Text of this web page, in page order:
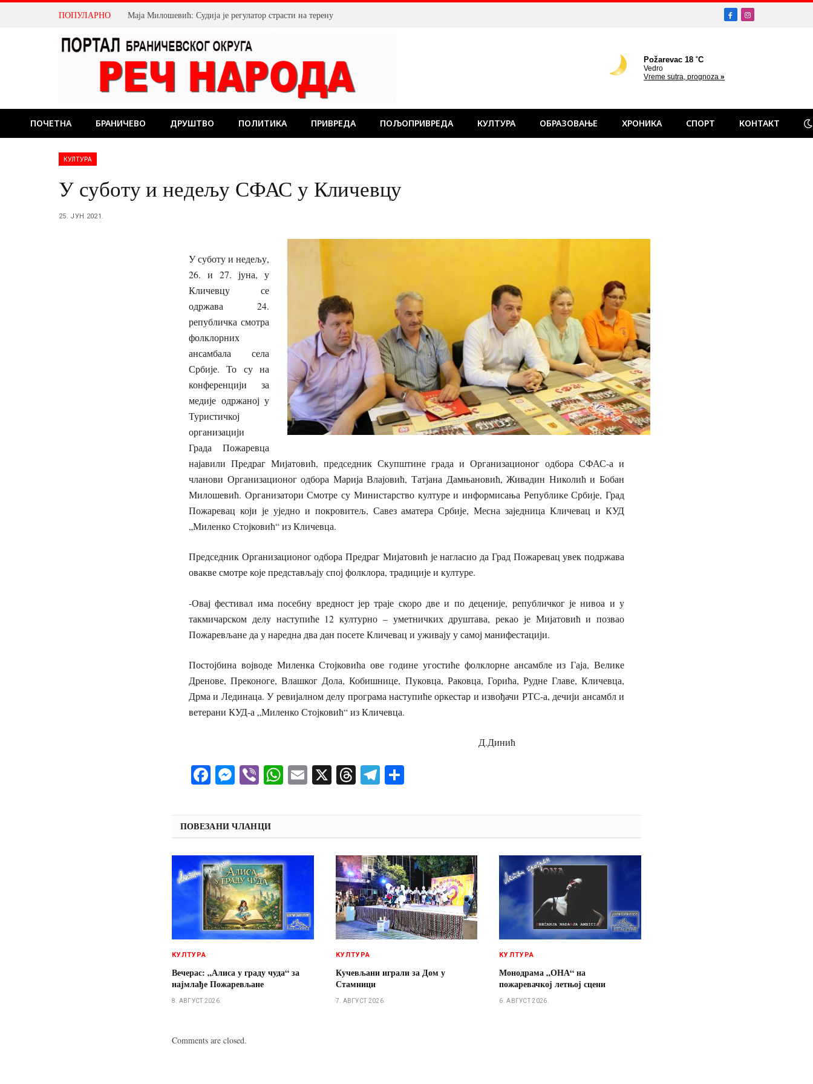
ПОПУЛАРНО Маја Милошевић: Судија је регулатор страсти на терену FacebookInstagram
ПОЧЕТНА БРАНИЧЕВО ДРУШТВО ПОЛИТИКА ПРИВРЕДА ПОЉОПРИВРЕДА КУЛТУРА ОБРАЗОВАЊЕ ХРОНИКА СПОРТ КОНТАКТ
КУЛТУРА
У суботу и недељу СФАС у Кличевцу
25. ЈУН 2021.
У суботу и недељу,
26. и 27. јуна, у
Кличевцу се
одржава 24.
републичка смотра
фолклорних
ансамбала села
Србије. То су на
конференцији за
медије одржаној у
Туристичкој
организацији
Града Пожаревца
најавили Предраг Мијатовић, председник Скупштине града и Организационог одбора СФАС-а и
чланови Организационог одбора Марија Влајовић, Татјана Дамњановић, Живадин Николић и Бобан
Милошевић. Организатори Смотре су Министарство културе и информисања Републике Србије, Град
Пожаревац који је уједно и покровитељ, Савез аматера Србије, Месна заједница Кличевац и КУД
„Миленко Стојковић“ из Кличевца.
Председник Организационог одбора Предраг Мијатовић је нагласио да Град Пожаревац увек подржава
овакве смотре које представљају спој фолклора, традиције и културе.
-Овај фестивал има посебну вредност јер траје скоро две и по деценије, републичког је нивоа и у
такмичарском делу наступиће 12 културно – уметничких друштава, рекао је Мијатовић и позвао
Пожаревљане да у наредна два дан посете Кличевац и уживају у самој манифестацији.
Постојбина војводе Миленка Стојковића ове године угостиће фолклорне ансамбле из Гаја, Велике
Дренове, Преконоге, Влашког Дола, Кобишнице, Пуковца, Раковца, Горића, Рудне Главе, Кличевца,
Дрма и Лединаца. У ревијалном делу програма наступиће оркестар и извођачи РТС-а, дечији ансамбл и
ветерани КУД-а „Миленко Стојковић“ из Кличевца.
Д.Динић
Facebook
Messenger
ViberWhatsApp
Email
X ThreadsTelegram
ПОВЕЗАНИ ЧЛАНЦИ
КУЛТУРА
Вечерас: „Алиса у граду чуда“ за
најмлађе Пожаревљане
8. АВГУСТ 2026.
КУЛТУРА
Кучевљани играли за Дом у
Стамници
7. АВГУСТ 2026.
КУЛТУРА
Монодрама „ОНА“ на
пожаревачкој летњој сцени
6. АВГУСТ 2026.
Comments are closed.